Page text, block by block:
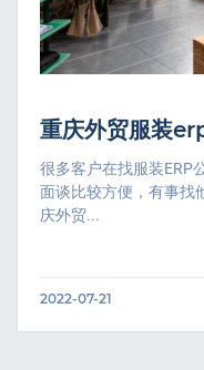
重庆外贸服装
很多客户在找服装ERP
面谈比较方便，有事找
庆外贸...
2022-07-21